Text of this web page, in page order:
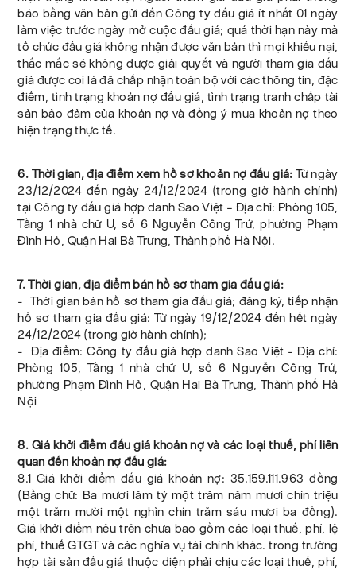
báo bằng văn bản gửi đến Công ty đấu giá ít nhất 01 ngày
làm việc trước ngày mở cuộc đấu giá; quá thời hạn này mà
tổ chức đấu giá không nhận được văn bản thì mọi khiếu nại,
thắc mắc sẽ không được giải quyết và người tham gia đấu
giá được coi là đã chấp nhận toàn bộ với các thông tin, đặc
điểm, tình trạng khoản nợ đấu giá, tình trạng tranh chấp tài
sản bảo đảm của khoản nợ và đồng ý mua khoản nợ theo
hiện trạng thực tế.
6. Thời gian, địa điểm xem hồ sơ khoản nợ đấu giá: Từ ngày
23/12/2024 đến ngày 24/12/2024 (trong giờ hành chính)
tại Công ty đấu giá hợp danh Sao Việt – Địa chỉ: Phòng 105,
Tầng 1 nhà chữ U, số 6 Nguyễn Công Trứ, phường Phạm
Đình Hỏ, Quận Hai Bà Trưng, Thành phố Hà Nội.
7. Thời gian, địa điểm bán hồ sơ tham gia đấu giá:
- Thời gian bán hồ sơ tham gia đấu giá; đăng ký, tiếp nhận
hồ sơ tham gia đấu giá: Từ ngày 19/12/2024 đến hết ngày
24/12/2024 (trong giờ hành chính);
- Địa điểm: Công ty đấu giá hợp danh Sao Việt - Địa chỉ:
Phòng 105, Tầng 1 nhà chữ U, số 6 Nguyễn Công Trứ,
phường Phạm Đình Hỏ, Quận Hai Bà Trưng, Thành phố Hà
Nội
8. Giá khởi điểm đấu giá khoản nợ và các loại thuế, phí liên
quan đến khoản nợ đấu giá:
8.1 Giá khởi điểm đấu giá khoản nợ: 35.159.111.963 đồng
(Bằng chữ: Ba mươi lăm tỷ một trăm năm mươi chín triệu
một trăm mười một nghìn chín trăm sáu mươi ba đồng).
Giá khởi điểm nêu trên chưa bao gồm các loại thuế, phí, lệ
phí, thuế GTGT và các nghĩa vụ tài chính khác. trong trường
hợp tài sản đấu giá thuộc diện phải chịu các loại thuế, phí,